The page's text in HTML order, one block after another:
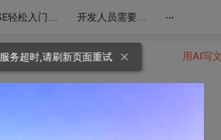
J2SE轻松入门第三季 开发人员需要掌握的HTML和CSS知识 ...
用AI写
服务超时,请刷新页面重试